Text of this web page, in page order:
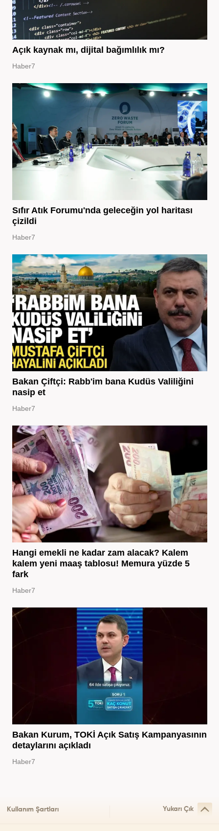
Açık kaynak mı, dijital bağımlılık mı?
Haber7
Sıfır Atık Forumu'nda geleceğin yol haritası
çizildi
Haber7
Bakan Çiftçi: Rabb'im bana Kudüs Valiliğini
nasip et
Haber7
Hangi emekli ne kadar zam alacak? Kalem
kalem yeni maaş tablosu! Memura yüzde 5
fark
Haber7
Bakan Kurum, TOKİ Açık Satış Kampanyasının
detaylarını açıkladı
Haber7
Kullanım Şartları Yukarı Çık